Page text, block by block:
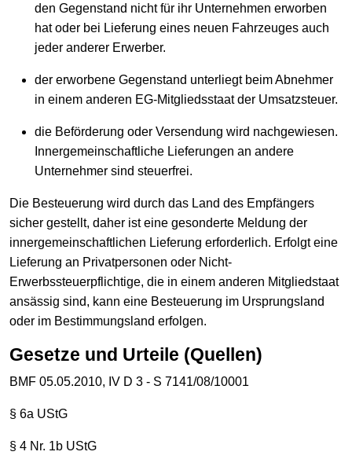
den Gegenstand nicht für ihr Unternehmen erworben
hat oder bei Lieferung eines neuen Fahrzeuges auch
jeder anderer Erwerber.
der erworbene Gegenstand unterliegt beim Abnehmer
in einem anderen EG-Mitgliedsstaat der Umsatzsteuer.
die Beförderung oder Versendung wird nachgewiesen.
Innergemeinschaftliche Lieferungen an andere
Unternehmer sind steuerfrei.
Die Besteuerung wird durch das Land des Empfängers
sicher gestellt, daher ist eine gesonderte Meldung der
innergemeinschaftlichen Lieferung erforderlich. Erfolgt eine
Lieferung an Privatpersonen oder Nicht-
Erwerbssteuerpflichtige, die in einem anderen Mitgliedstaat
ansässig sind, kann eine Besteuerung im Ursprungsland
oder im Bestimmungsland erfolgen.
Gesetze und Urteile (Quellen)
BMF 05.05.2010, IV D 3 - S 7141/08/10001
§ 6a UStG
§ 4 Nr. 1b UStG